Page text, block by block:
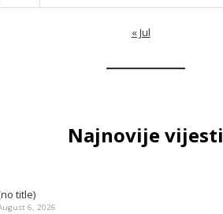
« Jul
Najnovije vijesti
title)
6, 2026